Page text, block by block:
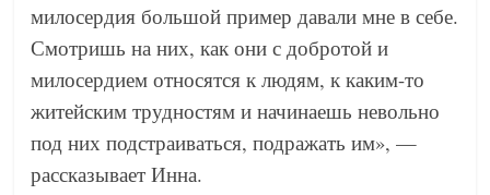
милосердия большой пример давали мне в себе.
Смотришь на них, как они с добротой и
милосердием относятся к людям, к каким-то
житейским трудностям и начинаешь невольно
под них подстраиваться, подражать им», —
рассказывает Инна.